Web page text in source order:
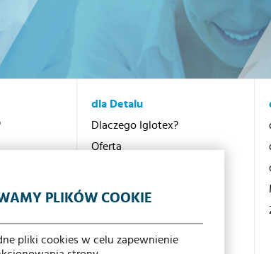
PLIKÓW COOKIE
pliki cookies w celu zapewnienie
dla Detalu
Dlaczego Iglotex?
Oferta